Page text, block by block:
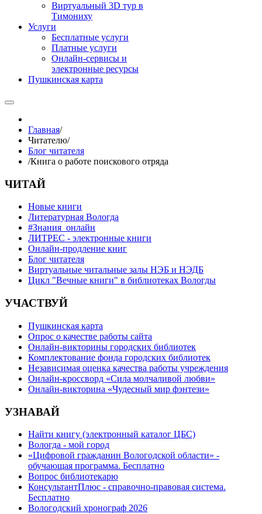
Виртуальный 3D тур в
Тимониху
Услуги
Бесплатные услуги
Платные услуги
Онлайн-сервисы и
электронные ресурсы
Пушкинская карта
Главная/
Читателю/
Блог читателя
/Книга о работе поискового отряда
ЧИТАЙ
Новые книги
Литературная Вологда
#Знания_онлайн
ЛИТРЕС - электронные книги
Онлайн-продление книг
Блог читателя
Виртуальные читальные залы НЭБ и НЭДБ
Цикл "Вечные книги" в библиотеках Вологды
УЧАСТВУЙ
Пушкинская карта
Опрос о качестве работы сайта
Онлайн-викторины городских библиотек
Комплектование фонда городских библиотек
Независимая оценка качества работы учреждения
Онлайн-кроссворд «Сила молчаливой любви»
Онлайн-викторина «Чудесный мир фэнтези»
УЗНАВАЙ
Найти книгу (электронный каталог ЦБС)
Вологда - мой город
«Цифровой гражданин Вологодской области» -
обучающая программа. Бесплатно
Вопрос библиотекарю
КонсультантПлюс - справочно-правовая система.
Бесплатно
Вологодский хронограф 2026